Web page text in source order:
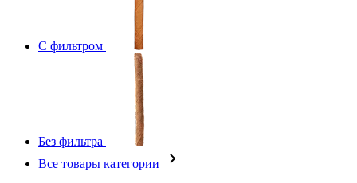
С фильтром
Без фильтра
Все товары категории